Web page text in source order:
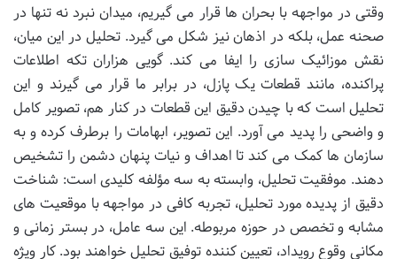
وقتی در مواجهه با بحران ها قرار می گیریم، میدان نبرد نه تنها در
صحنه عمل، بلکه در اذهان نیز شکل می گیرد. تحلیل در این میان،
نقش موزائیک سازی را ایفا می کند. گویی هزاران تکه اطلاعات
پراکنده، مانند قطعات یک پازل، در برابر ما قرار می گیرند و این
تحلیل است که با چیدن دقیق این قطعات در کنار هم، تصویر کامل
و واضحی را پدید می آورد. این تصویر، ابهامات را برطرف کرده و به
سازمان ها کمک می کند تا اهداف و نیات پنهان دشمن را تشخیص
دهند. موفقیت تحلیل، وابسته به سه مؤلفه کلیدی است: شناخت
دقیق از پدیده مورد تحلیل، تجربه کافی در مواجهه با موقعیت های
مشابه و تخصص در حوزه مربوطه. این سه عامل، در بستر زمانی و
مکانی وقوع رویداد، تعیین کننده توفیق تحلیل خواهند بود. کار ویژه